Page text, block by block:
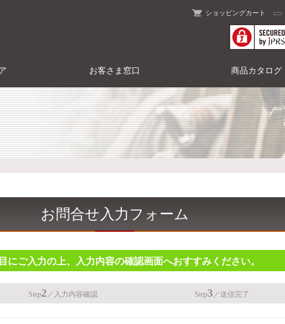
ショッピングカート
お客さま窓口 商品カタログ
お問合せ入力フォーム
にご入力の上、入力内容の確認画面へおすすみください。
Step2 ／ 入力内容確認 Step3／ 送信完了